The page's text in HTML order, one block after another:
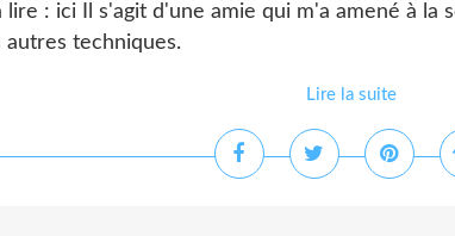
lire : ici Il s'agit d'une amie qui m'a amené à la
autres techniques.
Lire la suite